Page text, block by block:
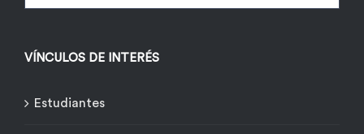
VÍNCULOS DE INTERÉS
Estudiantes